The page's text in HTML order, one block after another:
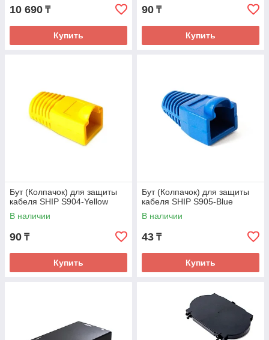
10 690 ₸
Купить
90 ₸
Купить
Бут (Колпачок) для защиты
кабеля SHIP S904-Yellow
В наличии
90 ₸
Купить
Бут (Колпачок) для защиты
кабеля SHIP S905-Blue
В наличии
43 ₸
Купить